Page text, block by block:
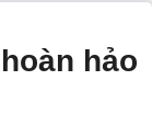
hảo